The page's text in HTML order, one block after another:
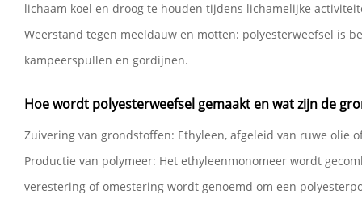
lichaam koel en droog te houden tijdens lichamelijke
Weerstand tegen meeldauw en motten: polyesterweefsel is
kampeerspullen en gordijnen.
Hoe wordt polyesterweefsel gemaakt en wat zijn de
Zuivering van grondstoffen: Ethyleen, afgeleid van ruwe olie
Productie van polymeer: ​​Het ethyleenmonomeer wordt
verestering of omestering wordt genoemd om een